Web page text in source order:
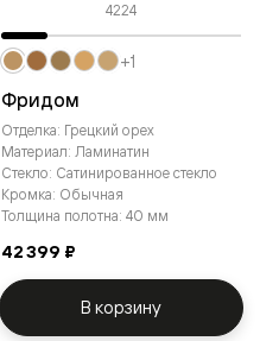
4224
Фридом
Отделка: Грецкий орех
Материал: Ламинатин
Стекло: Сатинированное стекло
Кромка: Обычная
Толщина полотна: 40 мм
42 399 ₽
+1
В корзину